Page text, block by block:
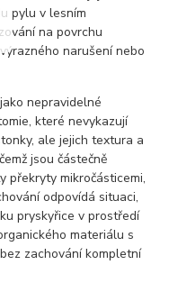
pylu v lesním
na povrchu
narušení nebo
nepravidelné
které nevykazují
ale jejich textura a
jsou částečně
překryty mikročásticemi,
odpovídá situaci,
pryskyřice v prostředí
materiálu s
zachování kompletní